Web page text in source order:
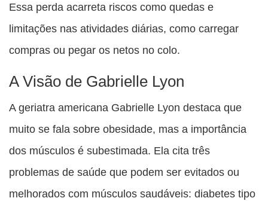
Essa perda acarreta riscos como quedas e
limitações nas atividades diárias, como carregar
compras ou pegar os netos no colo.
A Visão de Gabrielle Lyon
A geriatra americana Gabrielle Lyon destaca que
muito se fala sobre obesidade, mas a importância
dos músculos é subestimada. Ela cita três
problemas de saúde que podem ser evitados ou
melhorados com músculos saudáveis: diabetes tipo